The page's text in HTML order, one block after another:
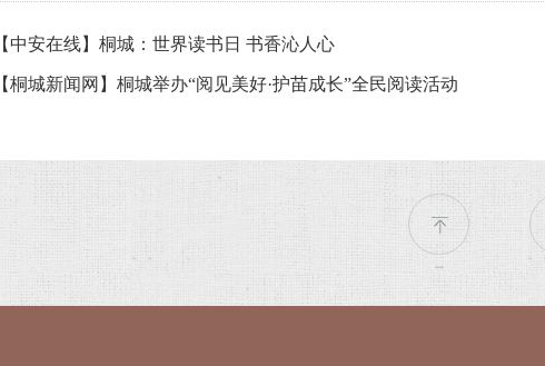
【中安在线】桐城：世界读书日 书香沁人心
【桐城新闻网】桐城举办“阅见美好·护苗成长”全民阅读活动
返回顶部